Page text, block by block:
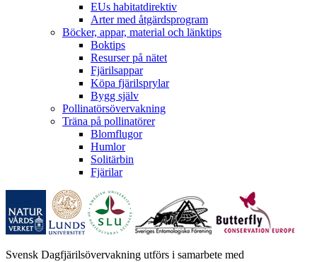
EUs habitatdirektiv
Arter med åtgärdsprogram
Böcker, appar, material och länktips
Boktips
Resurser på nätet
Fjärilsappar
Köpa fjärilsprylar
Bygg själv
Pollinatörsövervakning
Träna på pollinatörer
Blomflugor
Humlor
Solitärbin
Fjärilar
Svensk Dagfjärilsövervakning utförs i samarbete med